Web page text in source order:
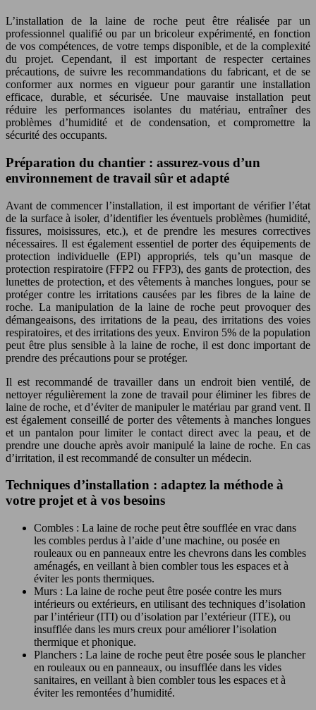
L’installation de la laine de roche peut être réalisée par un
professionnel qualifié ou par un bricoleur expérimenté, en fonction
de vos compétences, de votre temps disponible, et de la complexité
du projet. Cependant, il est important de respecter certaines
précautions, de suivre les recommandations du fabricant, et de se
conformer aux normes en vigueur pour garantir une installation
efficace, durable, et sécurisée. Une mauvaise installation peut
réduire les performances isolantes du matériau, entraîner des
problèmes d’humidité et de condensation, et compromettre la
sécurité des occupants.
Préparation du chantier : assurez-vous d’un
environnement de travail sûr et adapté
Avant de commencer l’installation, il est important de vérifier l’état
de la surface à isoler, d’identifier les éventuels problèmes (humidité,
fissures, moisissures, etc.), et de prendre les mesures correctives
nécessaires. Il est également essentiel de porter des équipements de
protection individuelle (EPI) appropriés, tels qu’un masque de
protection respiratoire (FFP2 ou FFP3), des gants de protection, des
lunettes de protection, et des vêtements à manches longues, pour se
protéger contre les irritations causées par les fibres de la laine de
roche. La manipulation de la laine de roche peut provoquer des
démangeaisons, des irritations de la peau, des irritations des voies
respiratoires, et des irritations des yeux. Environ 5% de la population
peut être plus sensible à la laine de roche, il est donc important de
prendre des précautions pour se protéger.
Il est recommandé de travailler dans un endroit bien ventilé, de
nettoyer régulièrement la zone de travail pour éliminer les fibres de
laine de roche, et d’éviter de manipuler le matériau par grand vent. Il
est également conseillé de porter des vêtements à manches longues
et un pantalon pour limiter le contact direct avec la peau, et de
prendre une douche après avoir manipulé la laine de roche. En cas
d’irritation, il est recommandé de consulter un médecin.
Techniques d’installation : adaptez la méthode à
votre projet et à vos besoins
Combles : La laine de roche peut être soufflée en vrac dans
les combles perdus à l’aide d’une machine, ou posée en
rouleaux ou en panneaux entre les chevrons dans les combles
aménagés, en veillant à bien combler tous les espaces et à
éviter les ponts thermiques.
Murs : La laine de roche peut être posée contre les murs
intérieurs ou extérieurs, en utilisant des techniques d’isolation
par l’intérieur (ITI) ou d’isolation par l’extérieur (ITE), ou
insufflée dans les murs creux pour améliorer l’isolation
thermique et phonique.
Planchers : La laine de roche peut être posée sous le plancher
en rouleaux ou en panneaux, ou insufflée dans les vides
sanitaires, en veillant à bien combler tous les espaces et à
éviter les remontées d’humidité.